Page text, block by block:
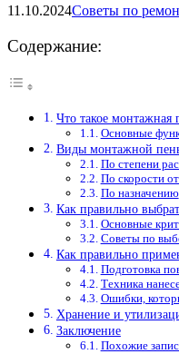
11.10.2024Советы по
Содержание:
Что такое монтажная
Основные
Виды монтажной
По степени
По скорости
По назначению
Как правильно
Основные
Советы по
Как правильно
Подготовка
Техника
Ошибки,
Хранение и
Заключение
Похожие